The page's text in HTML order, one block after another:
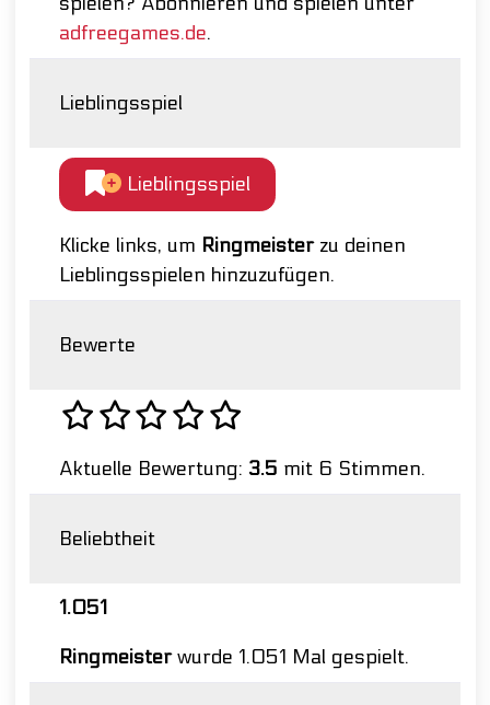
adfreegames.de.
Lieblingsspiel
Lieblingsspiel
Klicke links, um Ringmeisterzu deinen
Lieblingsspielen hinzuzufügen.
Bewerte
Aktuelle Bewertung: 3.5 mit 6 Stimmen.
Beliebtheit
1.051
Ringmeisterwurde 1.051 Mal gespielt.